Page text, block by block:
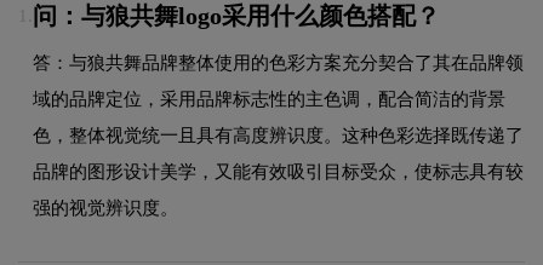
问：与狼共舞logo采用什么颜色搭配？
答：与狼共舞品牌整体使用的色彩方案充分契合了其在品牌领
域的品牌定位，采用品牌标志性的主色调，配合简洁的背景
色，整体视觉统一且具有高度辨识度。这种色彩选择既传递了
品牌的图形设计美学，又能有效吸引目标受众，使标志具有较
强的视觉辨识度。